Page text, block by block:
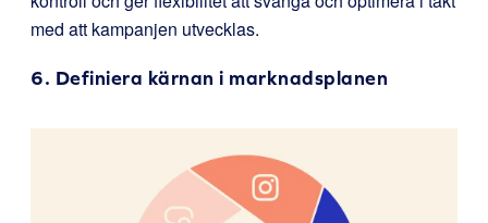
med att kampanjen utvecklas.
6. Definiera kärnan i marknadsplanen